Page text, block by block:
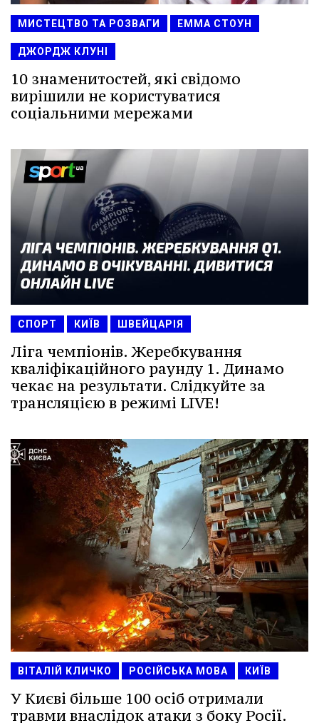
МИСТЕЦТВО ТА РОЗВАГИ ЕММА СТОУН
ДЖОРДЖ КЛУНІ
10 знаменитостей, які свідомо
вирішили не користуватися
соціальними мережами
СПОРТ КИЇВ ШВЕЙЦАРІЯ
Ліга чемпіонів. Жеребкування
кваліфікаційного раунду 1. Динамо
чекає на результати. Слідкуйте за
трансляцією в режимі LIVE!
ВІТАЛІЙ КЛИЧКО РОСІЙСЬКА МОВА КИЇВ
У Києві більше 100 осіб отримали
травми внаслідок атаки з боку Росії.